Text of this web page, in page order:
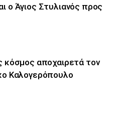
ο Άγιος Στυλιανός προς
κόσμος αποχαιρετά τον
Καλογερόπουλο